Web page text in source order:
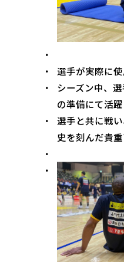
選手が実際に
シーズン中、
の準備にて活
選手と共に戦
史を刻んだ貴